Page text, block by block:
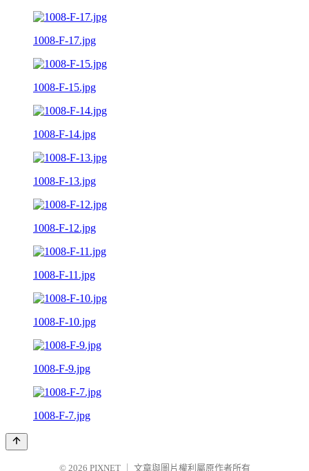
1008-F-17.jpg
1008-F-15.jpg
1008-F-14.jpg
1008-F-13.jpg
1008-F-12.jpg
1008-F-11.jpg
1008-F-10.jpg
1008-F-9.jpg
1008-F-7.jpg
© 2026 PIXNET 文章與圖片權利屬原作者所有